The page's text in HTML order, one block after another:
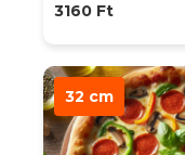
3160 Ft
32 cm